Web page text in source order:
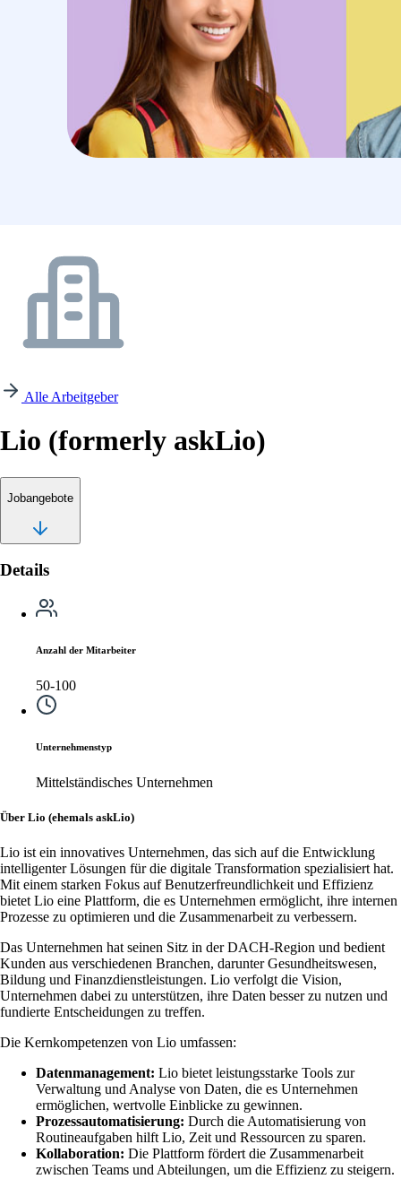
Alle Arbeitgeber
Lio (formerly askLio)
Jobangebote
Details
Anzahl der Mitarbeiter
50-100
Unternehmenstyp
Mittelständisches Unternehmen
Über Lio (ehemals askLio)
Lio ist ein innovatives Unternehmen, das sich auf die Entwicklung
intelligenter Lösungen für die digitale Transformation spezialisiert hat.
Mit einem starken Fokus auf Benutzerfreundlichkeit und Effizienz
bietet Lio eine Plattform, die es Unternehmen ermöglicht, ihre internen
Prozesse zu optimieren und die Zusammenarbeit zu verbessern.
Das Unternehmen hat seinen Sitz in der DACH-Region und bedient
Kunden aus verschiedenen Branchen, darunter Gesundheitswesen,
Bildung und Finanzdienstleistungen. Lio verfolgt die Vision,
Unternehmen dabei zu unterstützen, ihre Daten besser zu nutzen und
fundierte Entscheidungen zu treffen.
Die Kernkompetenzen von Lio umfassen:
Datenmanagement: Lio bietet leistungsstarke Tools zur
Verwaltung und Analyse von Daten, die es Unternehmen
ermöglichen, wertvolle Einblicke zu gewinnen.
Prozessautomatisierung: Durch die Automatisierung von
Routineaufgaben hilft Lio, Zeit und Ressourcen zu sparen.
Kollaboration: Die Plattform fördert die Zusammenarbeit
zwischen Teams und Abteilungen, um die Effizienz zu steigern.